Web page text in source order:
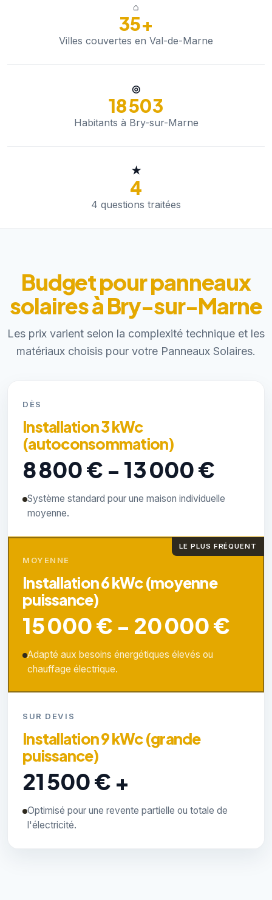
⌂
35+
Villes couvertes en Val-de-Marne
◎
18 503
Habitants à Bry-sur-Marne
★
4
4 questions traitées
Budget pour panneaux
solaires à Bry-sur-Marne
Les prix varient selon la complexité technique et les
matériaux choisis pour votre Panneaux Solaires.
DÈS
Installation 3 kWc
(autoconsommation)
8 800 € - 13 000 €
Système standard pour une maison individuelle
moyenne.
LE PLUS FRÉQUENT
MOYENNE
Installation 6 kWc (moyenne
puissance)
15 000 € - 20 000 €
Adapté aux besoins énergétiques élevés ou
chauffage électrique.
SUR DEVIS
Installation 9 kWc (grande
puissance)
21 500 € +
Optimisé pour une revente partielle ou totale de
l'électricité.